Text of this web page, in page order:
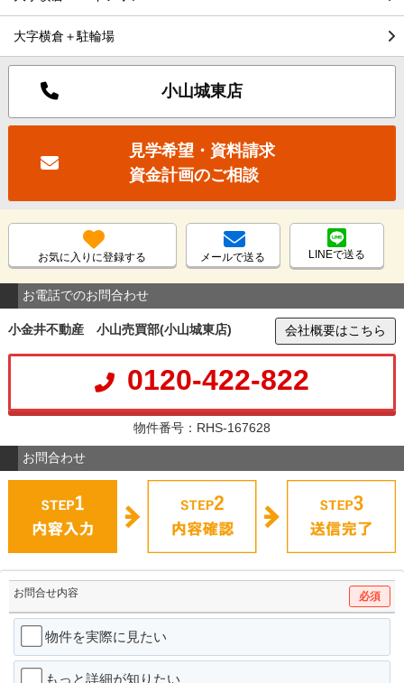
大字横倉＋駐輪場
小山城東店
見学希望・資料請求
資金計画のご相談
お気に入りに登録する メールで送る LINEで送る
お電話でのお問合わせ
小金井不動産 小山売買部(小山城東店) 会社概要はこちら
0120-422-822
物件番号：RHS-167628
お問合わせ
お問合せ内容 必須
物件を実際に見たい
もっと詳細が知りたい